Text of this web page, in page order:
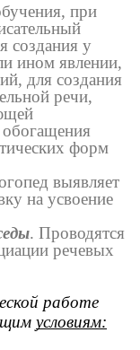
при
создания у
ином явлении,
для создания
речи,
обогащения
форм
выявляет
на усвоение
. Проводятся
речевых
работе
условиям: